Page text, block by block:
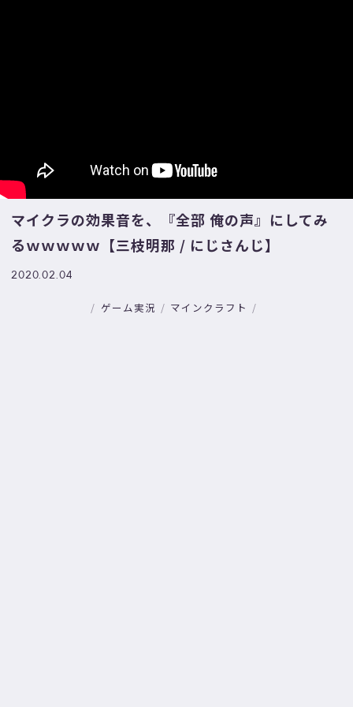
マイクラの効果音を、『全部 俺の声』にしてみ
るｗｗｗｗｗ【三枝明那 / にじさんじ】
2020.02.04
ゲーム実況 マインクラフト